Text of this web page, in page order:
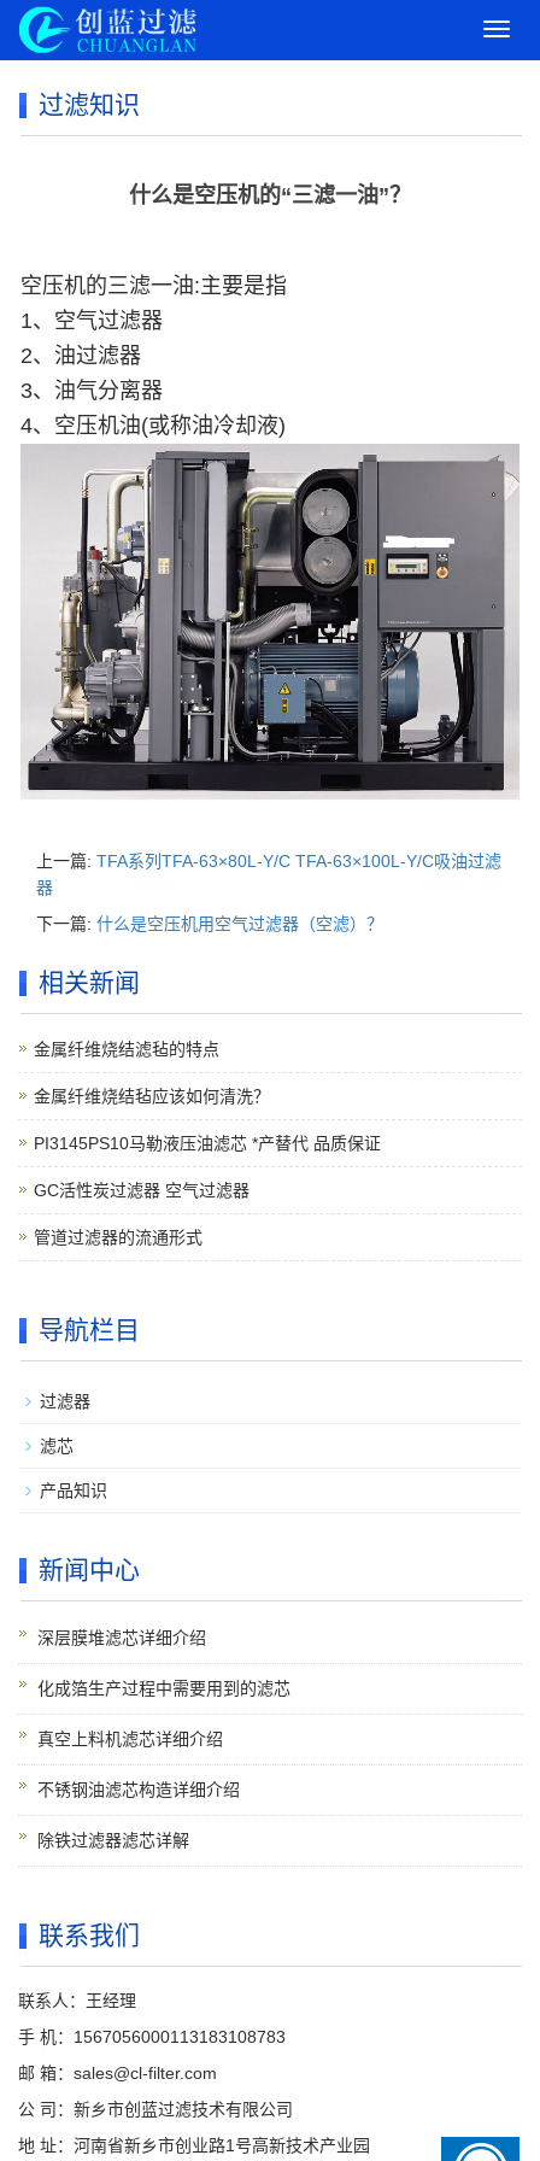
导
过滤知识
什么是空压机的“三滤一油”？
空压机的三滤一油:主要是指
1、空气过滤器
2、油过滤器
3、油气分离器
4、空压机油(或称油冷却液)
上一篇: TFA系列TFA-63×80L-Y/C TFA-63×100L-Y/C吸油过滤
器
下一篇: 什么是空压机用空气过滤器（空滤）？
相关新闻
金属纤维烧结滤毡的特点
金属纤维烧结毡应该如何清洗？
PI3145PS10马勒液压油滤芯 *产替代 品质保证
GC活性炭过滤器 空气过滤器
管道过滤器的流通形式
导航栏目
过滤器
滤芯
产品知识
新闻中心
深层膜堆滤芯详细介绍
化成箔生产过程中需要用到的滤芯
真空上料机滤芯详细介绍
不锈钢油滤芯构造详细介绍
除铁过滤器滤芯详解
联系我们
联系人：王经理
手 机：1567056000113183108783
邮 箱：sales@cl-filter.com
公 司：新乡市创蓝过滤技术有限公司
地 址：河南省新乡市创业路1号高新技术产业园